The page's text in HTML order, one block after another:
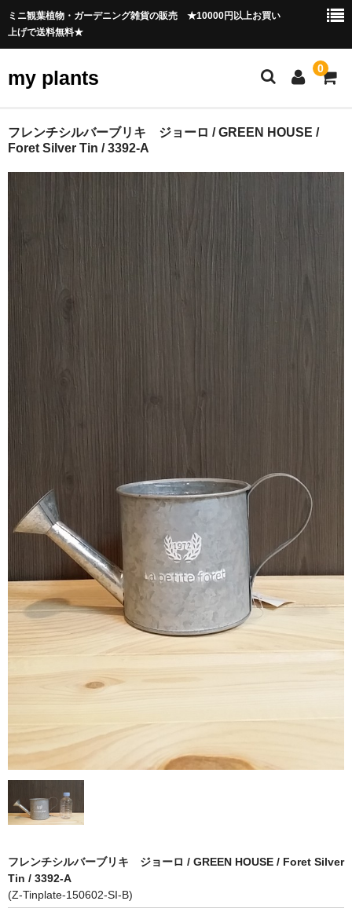
ミニ観葉植物・ガーデニング雑貨の販売 ★10000円以上お買い
上げで送料無料★
my plants 0
HOME
ご利用ガイド
フレンチシルバーブリキ ジョーロ / GREEN HOUSE /
Foret Silver Tin / 3392-A
フレンチシルバーブリキ ジョーロ / GREEN HOUSE / Foret Silver
Tin / 3392-A
(Z-Tinplate-150602-SI-B)